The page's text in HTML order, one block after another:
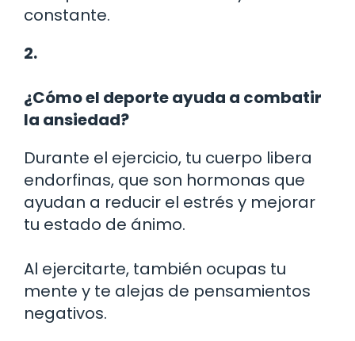
constante.
2.
¿Cómo el deporte ayuda a combatir
la ansiedad?
Durante el ejercicio, tu cuerpo libera
endorfinas, que son hormonas que
ayudan a reducir el estrés y mejorar
tu estado de ánimo.
Al ejercitarte, también ocupas tu
mente y te alejas de pensamientos
negativos.